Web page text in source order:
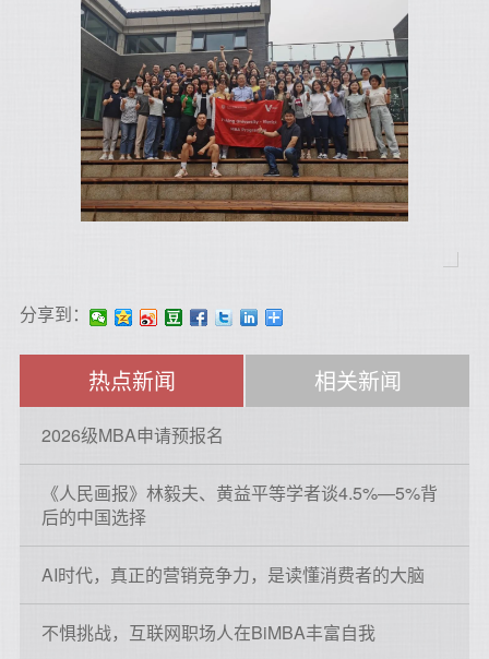
分享到：
热点新闻 相关新闻
2026级MBA申请预报名
《人民画报》林毅夫、黄益平等学者谈4.5%—5%背
后的中国选择
AI时代，真正的营销竞争力，是读懂消费者的大脑
不惧挑战，互联网职场人在BiMBA丰富自我